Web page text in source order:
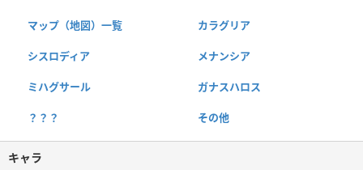
マップ（地図）一覧 カラグリア
シスロディア メナンシア
ミハグサール ガナスハロス
？？？ その他
キャラ